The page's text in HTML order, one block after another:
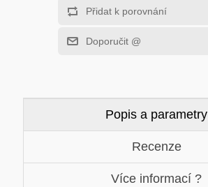
MINI-PC
HERNÍ HEADSETY
KOMERČNÍ PANELY
PREZENTÉRY
MĚŘÍCÍ PŘÍSTROJE
MINIBARY
Přidat k porovnání
Doporučit @
Popis a parametry
Recenze
Více informací ?